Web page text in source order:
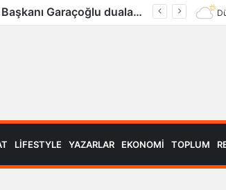
UID Köln Bölge Başkanı Garaçoğlu dualarla son yolculuğuna uğurlandı
LIFESTYLE YAZARLAR EKONOMI TOPLUM